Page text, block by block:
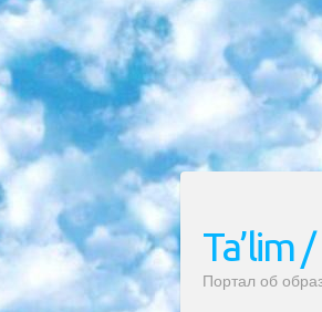
Ta’lim
Портал об